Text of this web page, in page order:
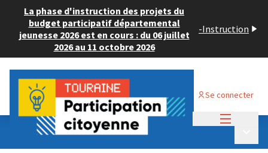
La phase d'instruction des projets du
budget participatif départemental
jeunesse 2026 est en cours : du 06 juillet
2026 au 11 octobre 2026
-Instruction
Se connecter
Budget Participatif ADULTE 2024
💡 Déposer un projet